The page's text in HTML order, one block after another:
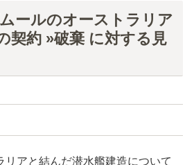
ールのオーストラリア
契約 »破棄 に対する見
リアと結んだ潜水艦建造について